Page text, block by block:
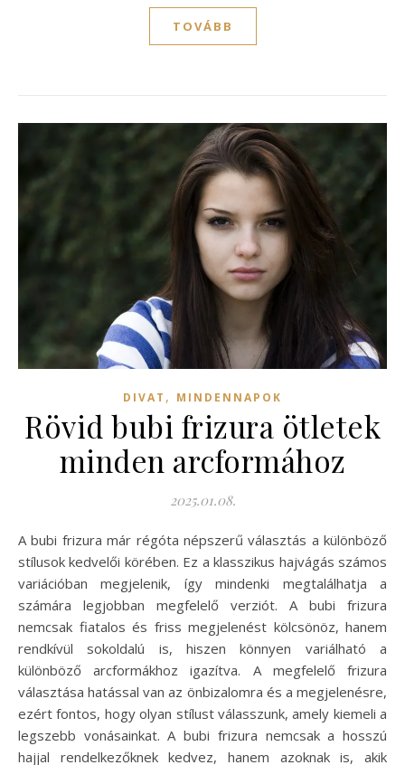
TOVÁBB
DIVAT , MINDENNAPOK
Rövid bubi frizura ötletek
minden arcformához
2025.01.08.
A bubi frizura már régóta népszerű választás a különböző
stílusok kedvelői körében. Ez a klasszikus hajvágás számos
variációban megjelenik, így mindenki megtalálhatja a
számára legjobban megfelelő verziót. A bubi frizura
nemcsak fiatalos és friss megjelenést kölcsönöz, hanem
rendkívül sokoldalú is, hiszen könnyen variálható a
különböző arcformákhoz igazítva. A megfelelő frizura
választása hatással van az önbizalomra és a megjelenésre,
ezért fontos, hogy olyan stílust válasszunk, amely kiemeli a
legszebb vonásainkat. A bubi frizura nemcsak a hosszú
hajjal rendelkezőknek kedvez, hanem azoknak is, akik